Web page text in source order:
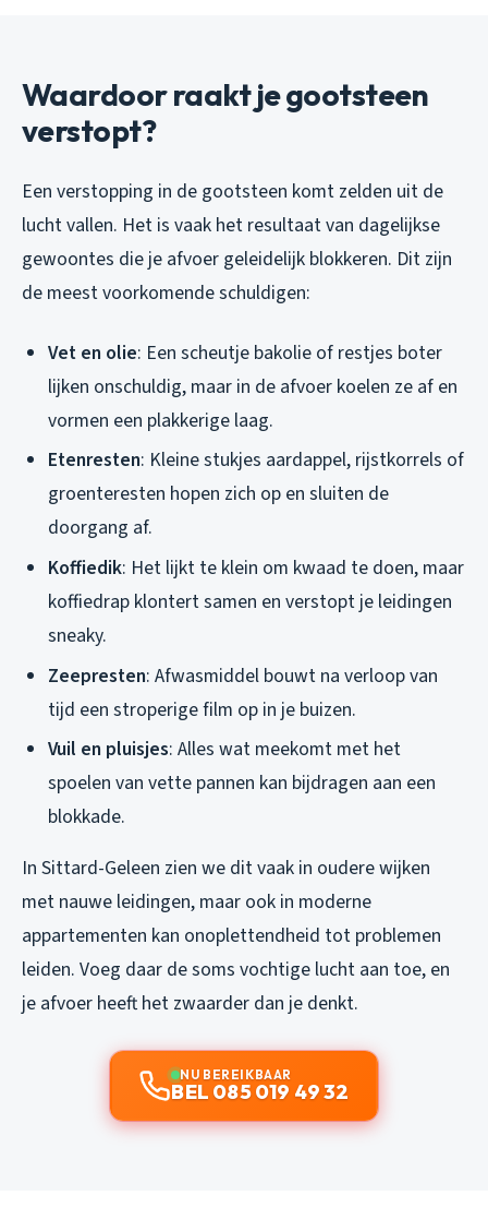
Waardoor raakt je gootsteen
verstopt?
Een verstopping in de gootsteen komt zelden uit de
lucht vallen. Het is vaak het resultaat van dagelijkse
gewoontes die je afvoer geleidelijk blokkeren. Dit zijn
de meest voorkomende schuldigen:
Vet en olie: Een scheutje bakolie of restjes boter
lijken onschuldig, maar in de afvoer koelen ze af en
vormen een plakkerige laag.
Etenresten: Kleine stukjes aardappel, rijstkorrels of
groenteresten hopen zich op en sluiten de
doorgang af.
Koffiedik: Het lijkt te klein om kwaad te doen, maar
koffiedrap klontert samen en verstopt je leidingen
sneaky.
Zeepresten: Afwasmiddel bouwt na verloop van
tijd een stroperige film op in je buizen.
Vuil en pluisjes: Alles wat meekomt met het
spoelen van vette pannen kan bijdragen aan een
blokkade.
In Sittard-Geleen zien we dit vaak in oudere wijken
met nauwe leidingen, maar ook in moderne
appartementen kan onoplettendheid tot problemen
leiden. Voeg daar de soms vochtige lucht aan toe, en
je afvoer heeft het zwaarder dan je denkt.
NU BEREIKBAAR
BEL 085 019 49 32